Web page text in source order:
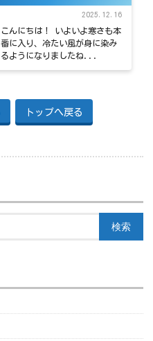
2025.12.16
こんにちは！ いよいよ寒さも本
番に入り、冷たい風が身に染み
るようになりましたね...
トップへ戻る
検索